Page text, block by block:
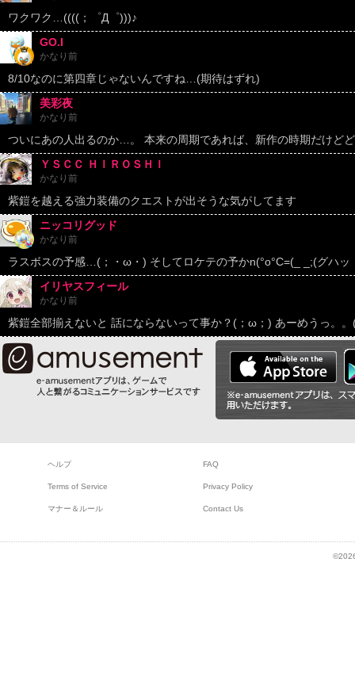
ワクワク…((((；゜Д゜)))♪
GO.I
かなり前
8/10なのに第四章じゃないんですね…(期待はずれ)
美彩夜
かなり前
ついにあの人出るのか…。 本来の周期であれば、新作の時期だけど
ＹＳＣＣ ＨＩＲＯＳＨＩ
かなり前
紫鎧を越える強力装備のクエストが出そうな気がしてます
ニッコリグッド
かなり前
ラスボスの予感…(；・ω・) そしてロケテの予かn(°o°C=(_ _;(グハッ
イリヤスフィール
かなり前
紫鎧全部揃えないと 話にならないって事か？(；ω；) あーめうっ。
ヘルプ FAQ
Terms of Service Privacy Policy
マナー＆ルール Contact Us